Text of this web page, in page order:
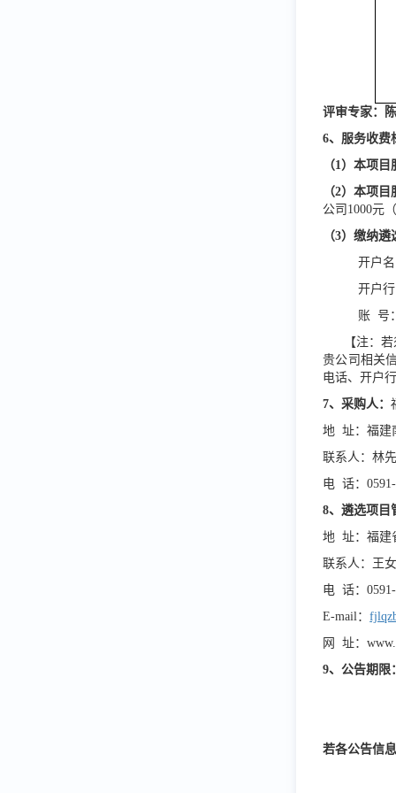
评审专家：
6、服务收费
（1）本项目
（2）本项目
公司1000元
（3）缴纳遴
开户
开户
账 号
【注：
贵公司相关
电话、开户
7、采购人：
地 址：福建
联系人：林
电 话：
8、遴选项目
地 址：福建
联系人：王
电 话：
E-mail：
网
址：
9、公告期限
若各公告信